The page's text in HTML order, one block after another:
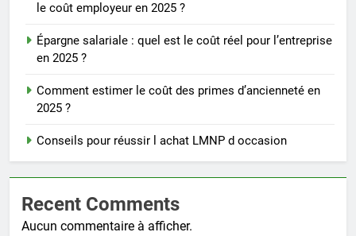
le coût employeur en 2025 ?
Épargne salariale : quel est le coût réel pour l’entreprise
en 2025 ?
Comment estimer le coût des primes d’ancienneté en
2025 ?
Conseils pour réussir l achat LMNP d occasion
Recent Comments
Aucun commentaire à afficher.